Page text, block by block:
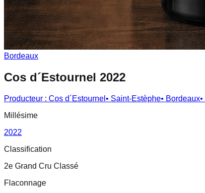
Bordeaux
Cos d´Estournel 2022
Producteur : Cos d´Estournel • Saint-Estèphe• Bordeaux•
Millésime
2022
Classification
2e Grand Cru Classé
Flaconnage